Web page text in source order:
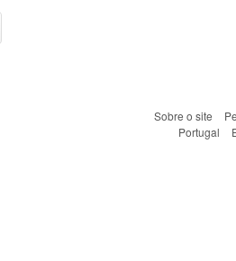
Sobre o site
Portugal